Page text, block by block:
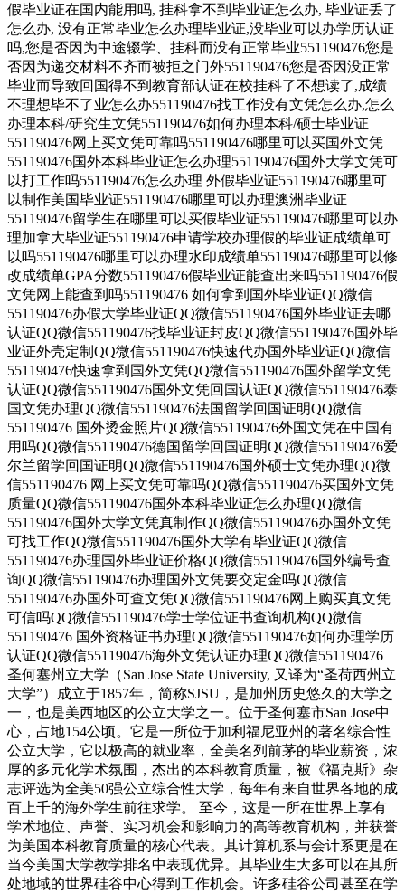
假毕业证在国内能用吗, 挂科拿不到毕业证怎么办, 毕业证丢了
怎么办, 没有正常毕业怎么办理毕业证,没毕业可以办学历认证
吗,您是否因为中途辍学、挂科而没有正常毕业551190476您是
否因为递交材料不齐而被拒之门外551190476您是否因没正常
毕业而导致回国得不到教育部认证在校挂科了不想读了,成绩
不理想毕不了业怎么办551190476找工作没有文凭怎么办,怎么
办理本科/研究生文凭551190476如何办理本科/硕士毕业证
551190476网上买文凭可靠吗551190476哪里可以买国外文凭
551190476国外本科毕业证怎么办理551190476国外大学文凭可
以打工作吗551190476怎么办理 外假毕业证551190476哪里可
以制作美国毕业证551190476哪里可以办理澳洲毕业证
551190476留学生在哪里可以买假毕业证551190476哪里可以办
理加拿大毕业证551190476申请学校办理假的毕业证成绩单可
以吗551190476哪里可以办理水印成绩单551190476哪里可以修
改成绩单GPA分数551190476假毕业证能查出来吗551190476假
文凭网上能查到吗551190476 如何拿到国外毕业证QQ微信
551190476办假大学毕业证QQ微信551190476国外毕业证去哪
认证QQ微信551190476找毕业证封皮QQ微信551190476国外毕
业证外壳定制QQ微信551190476快速代办国外毕业证QQ微信
551190476快速拿到国外文凭QQ微信551190476国外留学文凭
认证QQ微信551190476国外文凭回国认证QQ微信551190476泰
国文凭办理QQ微信551190476法国留学回国证明QQ微信
551190476 国外烫金照片QQ微信551190476外国文凭在中国有
用吗QQ微信551190476德国留学回国证明QQ微信551190476爱
尔兰留学回国证明QQ微信551190476国外硕士文凭办理QQ微
信551190476 网上买文凭可靠吗QQ微信551190476买国外文凭
质量QQ微信551190476国外本科毕业证怎么办理QQ微信
551190476国外大学文凭真制作QQ微信551190476办国外文凭
可找工作QQ微信551190476国外大学有毕业证QQ微信
551190476办理国外毕业证价格QQ微信551190476国外编号查
询QQ微信551190476办理国外文凭要交定金吗QQ微信
551190476办国外可查文凭QQ微信551190476网上购买真文凭
可信吗QQ微信551190476学士学位证书查询机构QQ微信
551190476 国外资格证书办理QQ微信551190476如何办理学历
认证QQ微信551190476海外文凭认证办理QQ微信551190476
圣何塞州立大学（San Jose State University, 又译为“圣荷西州立
大学”）成立于1857年，简称SJSU，是加州历史悠久的大学之
一，也是美西地区的公立大学之一。位于圣何塞市San Jose中
心，占地154公顷。它是一所位于加利福尼亚州的著名综合性
公立大学，它以极高的就业率，全美名列前茅的毕业薪资，浓
厚的多元化学术氛围，杰出的本科教育质量，被《福克斯》杂
志评选为全美50强公立综合性大学，每年有来自世界各地的成
百上千的海外学生前往求学。 至今，这是一所在世界上享有
学术地位、声誉、实习机会和影响力的高等教育机构，并获誉
为美国本科教育质量的核心代表。其计算机系与会计系更是在
当今美国大学教学排名中表现优异。其毕业生大多可以在其所
处地域的世界硅谷中心得到工作机会。许多硅谷公司甚至在学